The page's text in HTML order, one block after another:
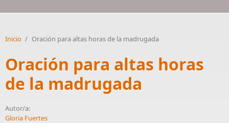
Inicio / Oración para altas horas de la madrugada
Oración para altas horas
de la madrugada
Autor/a:
Gloria Fuertes